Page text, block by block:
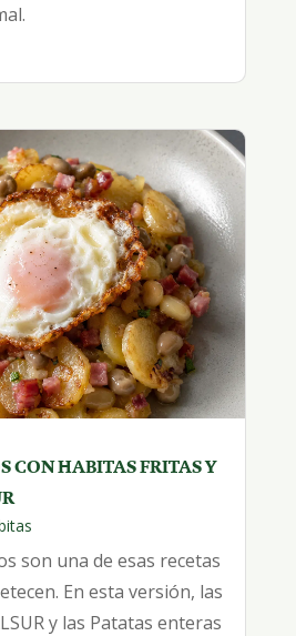
CON HABITAS FRITAS Y
son una de esas recetas
En esta versión, las
y las Patatas enteras